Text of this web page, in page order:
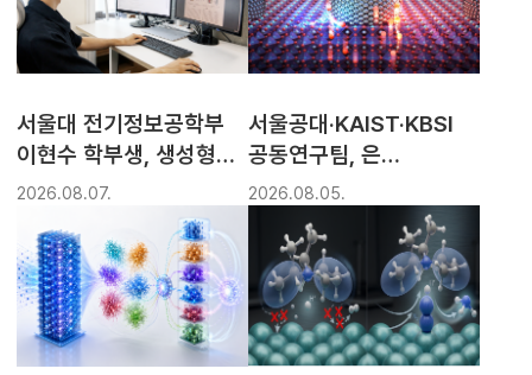
서울대 전기정보공학부
이현수 학부생, 생성형
비주얼 컴퓨팅 연구로
세계 주요 학회 논문 다수
발표
2026.08.07.
서울공대·KAIST·KBSI
공동연구팀, 은
나노촉매의 '숨은 반응
위치' 찾아냈다
2026.08.05.